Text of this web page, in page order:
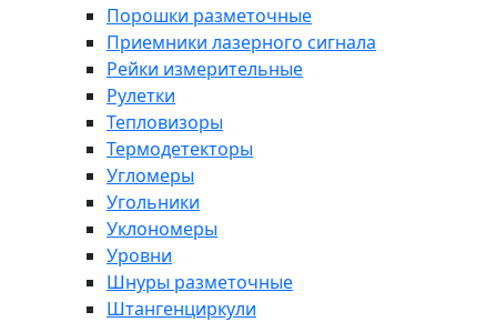
Порошки разметочные
Приемники лазерного сигнала
Рейки измерительные
Рулетки
Тепловизоры
Термодетекторы
Угломеры
Угольники
Уклономеры
Уровни
Шнуры разметочные
Штангенциркули